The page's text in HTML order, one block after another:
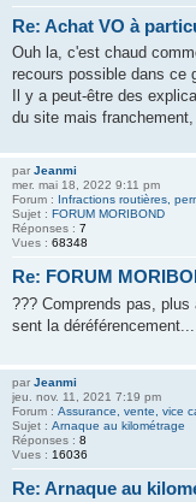
Re: Achat VO à
Ouh la, c'est chaud
recours possible dans ce
Il y a peut-être des
du site mais
par Jeanmi
mer. mai 18, 2022 9:11 pm
Forum : Infractions routières,
Sujet : FORUM MORIBOND
Réponses : 7
Vues : 68348
Re: FORUM
??? Comprends pas,
sent la déréférencement...
par Jeanmi
jeu. nov. 11, 2021 7:19 pm
Forum : Assurance, vente, vice
Sujet : Arnaque au kilométrage
Réponses : 8
Vues : 16036
Re: Arnaque au